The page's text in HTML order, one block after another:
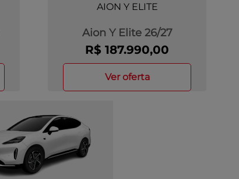
AION Y ELITE
Aion Y Elite 26/27
R$ 187.990,00
ver oferta